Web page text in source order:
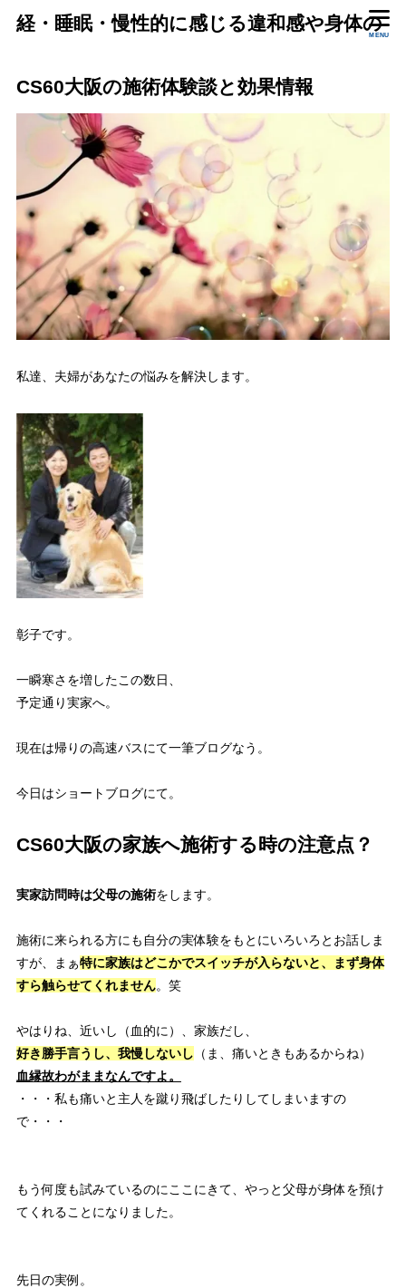
経・睡眠・慢性的に感じる違和感や身体の
MENU
CS60大阪の施術体験談と効果情報
私達、夫婦があなたの悩みを解決します。
彰子です。
一瞬寒さを増したこの数日、
予定通り実家へ。
現在は帰りの高速バスにて一筆ブログなう。
今日はショートブログにて。
CS60大阪の家族へ施術する時の注意点？
実家訪問時は父母の施術をします。
施術に来られる方にも自分の実体験をもとにいろいろとお話しま
すが、
まぁ特に家族はどこかでスイッチが入らないと、
まず身体
すら触らせてくれません。笑
やはりね、近いし（血的に）、家族だし、
好き勝手言うし、我慢しないし （ま、痛いときもあるからね）
血縁故わがままなんですよ。
・・・私も痛いと主人を蹴り飛ばしたりしてしまいますの
で・・・
もう何度も試みているのにここにきて、 やっと父母が身体を預け
てくれることになりました。
先日の実例。